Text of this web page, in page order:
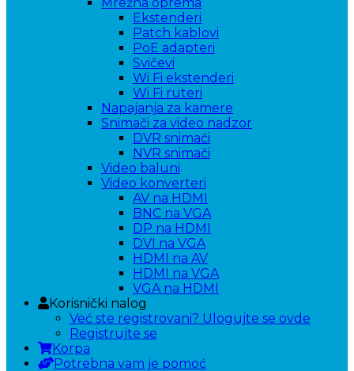
Ekstenderi
Patch kablovi
PoE adapteri
Svičevi
Wi Fi ekstenderi
Wi Fi ruteri
Napajanja za kamere
Snimači za video nadzor
DVR snimači
NVR snimači
Video baluni
Video konverteri
AV na HDMI
BNC na VGA
DP na HDMI
DVI na VGA
HDMI na AV
HDMI na VGA
VGA na HDMI
Korisnički nalog
Već ste registrovani? Ulogujte se ovde
Registrujte se
Korpa
Potrebna vam je pomoć